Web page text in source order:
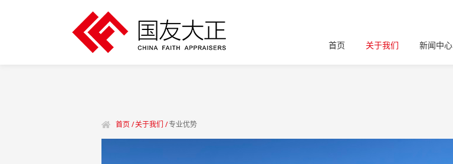
首页 关于我们 新闻中心
首页 /关于我们 /专业优势